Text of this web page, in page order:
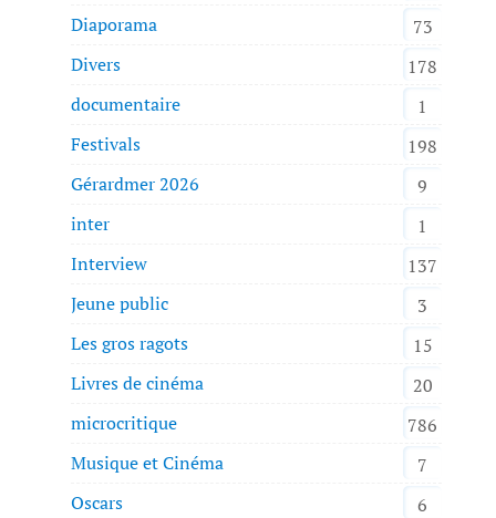
Diaporama
73
Divers
178
documentaire
1
Festivals
198
Gérardmer 2026
9
inter
1
Interview
137
Jeune public
3
Les gros ragots
15
Livres de cinéma
20
microcritique
786
Musique et Cinéma
7
Oscars
6